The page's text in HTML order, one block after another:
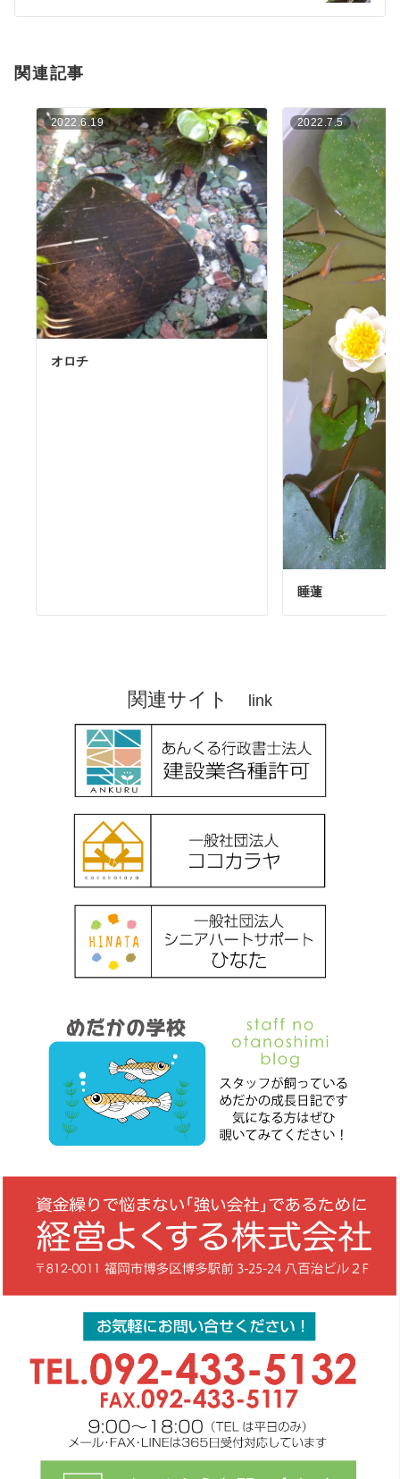
ョ
関連記事
2022.6.19
オロチ
2022.7.5
睡蓮
関連サイト link